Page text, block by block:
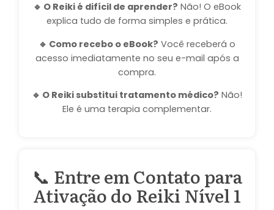
🔹 O Reiki é difícil de aprender? Não! O eBook
explica tudo de forma simples e prática.
🔹 Como recebo o eBook? Você receberá o
acesso imediatamente no seu e-mail após a
compra.
🔹 O Reiki substitui tratamento médico? Não!
Ele é uma terapia complementar.
📞 Entre em Contato para
Ativação do Reiki Nível 1